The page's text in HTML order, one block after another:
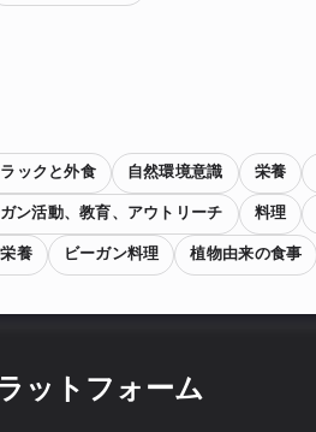
ックと外食 自然環境意識 栄養
ン活動、教育、アウトリーチ 料理
養 ビーガン料理 植物由来の食事
ットフォーム